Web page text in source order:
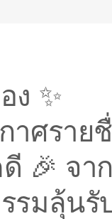
ง ✨
าศราย
🎉 จาก
รมลุ้นรั